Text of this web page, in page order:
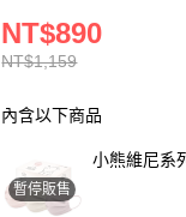
NT$1,159
NT$890
內含以下商品
暫停販售
小熊維尼系